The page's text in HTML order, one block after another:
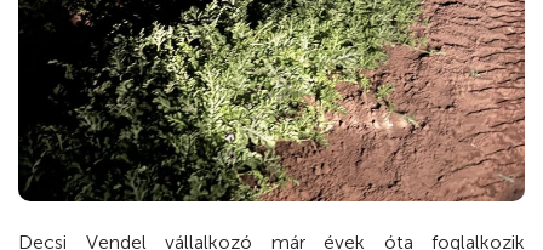
Decsi Vendel vállalkozó már évek óta foglalkozik